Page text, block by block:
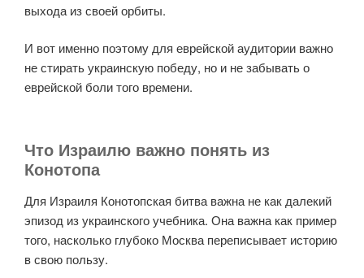
выхода из своей орбиты.
И вот именно поэтому для еврейской аудитории важно
не стирать украинскую победу, но и не забывать о
еврейской боли того времени.
Что Израилю важно понять из
Конотопа
Для Израиля Конотопская битва важна не как далекий
эпизод из украинского учебника. Она важна как пример
того, насколько глубоко Москва переписывает историю
в свою пользу.